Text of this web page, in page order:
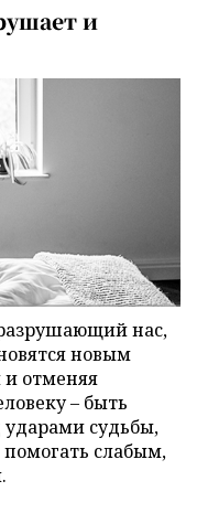
и
нас,
новым
и отменяя
– быть
судьбы,
помогать слабым,